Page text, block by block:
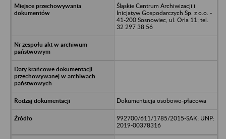
Śląskie Centrum Archiwizacji i
Inicjatyw Gospodarczych Sp. z o.o. -
41-200 Sosnowiec, ul. Orla 11; tel.
32 297 38 56
Dokumentacja osobowo-płacowa
992700/611/1785/2015-SAK; UNP:
2019-00378316